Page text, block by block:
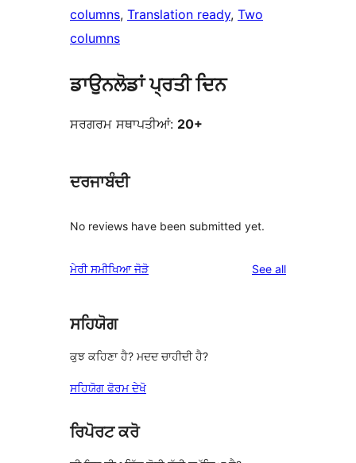
columns, Translation ready, Two
columns
ਡਾਉਨਲੋਡਾਂ ਪ੍ਰਤੀ ਦਿਨ
ਸਰਗਰਮ ਸਥਾਪਤੀਆਂ: 20+
ਦਰਜਾਬੰਦੀ
No reviews have been submitted yet.
ਮੇਰੀ ਸਮੀਖਿਆ ਜੋੜੋ See allreviews
ਸਹਿਯੋਗ
ਕੁਝ ਕਹਿਣਾ ਹੈ? ਮਦਦ ਚਾਹੀਦੀ ਹੈ?
ਸਹਿਯੋਗ ਫੋਰਮ ਦੇਖੋ
ਰਿਪੋਰਟ ਕਰੋ